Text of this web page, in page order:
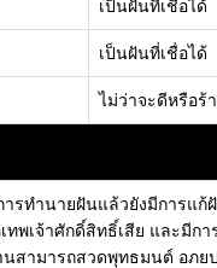
เป็นฝันที่เชื่อได้
เป็นฝันที่เชื่อได้
ไม่ว่าจะดีหรือร้
รทำนายฝันแล้วยังมีการแ
พเจ้าศักดิ์สิทธิ์เสีย และมี
สามารถสวดพุทธมนต์ อภ